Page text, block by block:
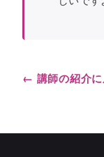
← 講師の紹介に